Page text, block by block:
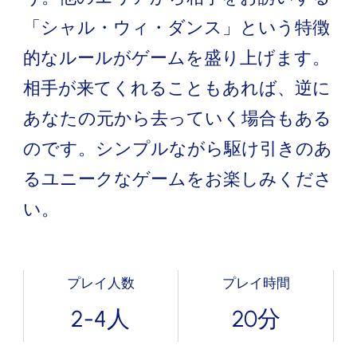
「シャル・ウィ・ダンス」という特徴
的なルールがゲームを盛り上げます。
相手が来てくれることもあれば、逆に
あなたの元から去っていく場合もある
のです。シンプルながら駆け引きのあ
るユニークなゲームをお楽しみくださ
い。
プレイ人数
2-4人
プレイ時間
20分